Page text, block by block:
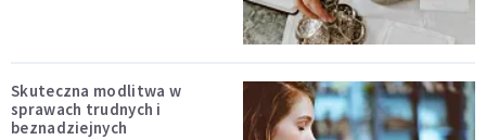
Skuteczna modlitwa w
sprawach trudnych i
beznadziejnych